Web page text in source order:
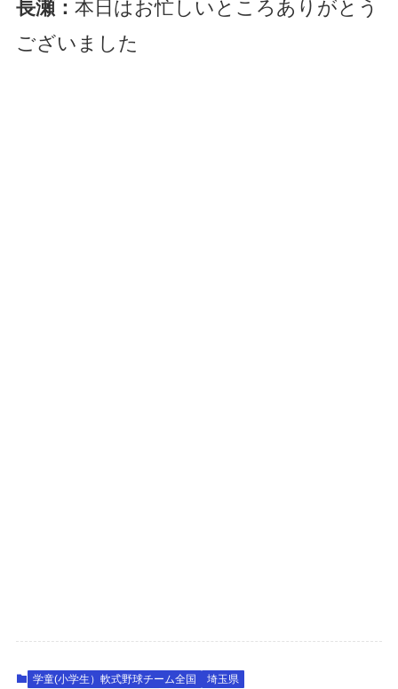
長瀬： 本日はお忙しいところありがとう
ございました
学童(小学生）軟式野球チーム全国
埼玉県